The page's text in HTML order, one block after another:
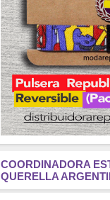
borbones
Cultura
(2163)
Guerra
(1674)
genocidio
mujer
(1070)
Eventos
(914)
COORDINADORA
QUERELLA